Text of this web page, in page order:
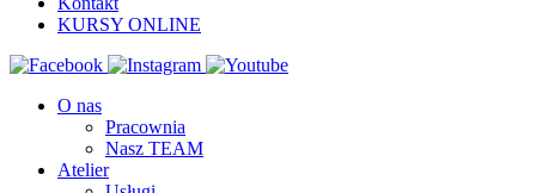
KURSY ONLINE
O nas
Pracownia
Nasz TEAM
Atelier